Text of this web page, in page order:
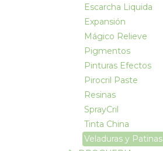
Escarcha Liquida
Expansión
Mágico Relieve
Pigmentos
Pinturas Efectos
Pirocril Paste
Resinas
SprayCril
Tinta China
Veladuras y Patinas